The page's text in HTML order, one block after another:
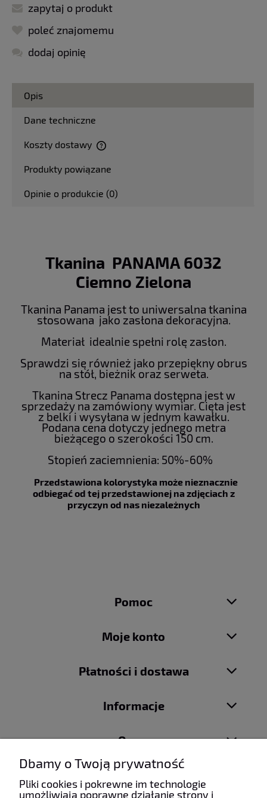
zapytaj o produkt
poleć znajomemu
dodaj opinię
Opis
Dane techniczne
Koszty dostawy
Produkty powiązane
Opinie o produkcie (0)
Tkanina PANAMA 6032
Ciemno Zielona
Tkanina Panama jest to uniwersalna tkanina
stosowana jako zasłona dekoracyjna.
Materiał idealnie spełni rolę zasłon.
Sprawdzi się również jako przepiękny obrus
na stół, bieżnik oraz serweta.
Tkanina Strecz Panama dostępna jest w
sprzedaży na zamówiony wymiar. Cięta jest
z belki i wysyłana w jednym kawałku.
Podana cena dotyczy jednego metra
bieżącego o szerokości 150 cm.
Stopień zaciemnienia: 50%-60%
Przedstawiona kolorystyka może nieznacznie
odbiegać od tej przedstawionej na zdjęciach z
przyczyn od nas niezależnych
Pomoc
Moje konto
Płatności i dostawa
Informacje
O nas
Dbamy o Twoją prywatność
Pliki cookies i pokrewne im technologie
umożliwiają poprawne działanie strony i